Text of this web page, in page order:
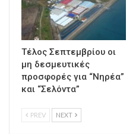
Τέλος Σεπτεμβρίου οι
μη δεσμευτικές
προσφορές για “Νηρέα”
και “Σελόντα”
PREV NEXT